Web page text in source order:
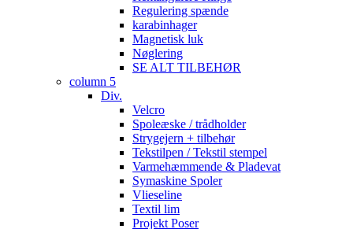
Regulering spænde
karabinhager
Magnetisk luk
Nøglering
SE ALT TILBEHØR
column 5
Div.
Velcro
Spoleæske / trådholder
Strygejern + tilbehør
Tekstilpen / Tekstil stempel
Varmehæmmende & Pladevat
Symaskine Spoler
Vlieseline
Textil lim
Projekt Poser